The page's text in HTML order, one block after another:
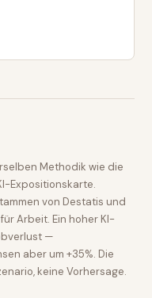
Methodik wie die
Expositionskarte.
von Destatis und
Arbeit. Ein hoher KI-
—
aber um +35%. Die
keine Vorhersage.